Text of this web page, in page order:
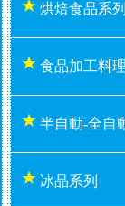
烘焙食品系列
食品加工料
半自動-全自
冰品系列